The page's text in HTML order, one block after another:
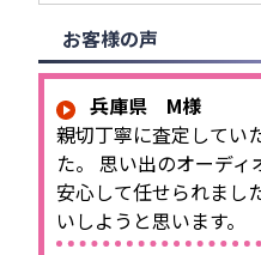
お客様の声
兵庫県 M様
親切丁寧に査定してい
た。 思い出のオーディ
安心して任せられまし
いしようと思います。